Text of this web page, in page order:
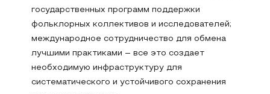
государственных программ поддержки
фольклорных коллективов и исследователей;
международное сотрудничество для обмена
лучшими практиками – все это создает
необходимую инфраструктуру для
систематического и устойчивого сохранения